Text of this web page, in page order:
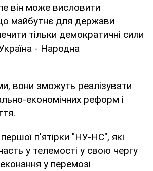
він може висловити
майбутнє для держави
тільки демократичні сили
- Народна
вони зможуть реалізувати
економічних реформ і
п'ятірки "НУ-НС", які
у телемості у свою чергу
у перемозі